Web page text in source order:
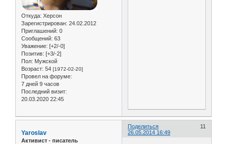
Откуда: Херсон
Зарегистрирован: 24.02.2012
Приглашений: 0
Сообщений: 63
Уважение: [+2/-0]
Позитив: [+3/-2]
Пол: Мужской
Возраст: 54 [1972-02-20]
Провел на форуме:
7 дней 9 часов
Последний визит:
20.03.2020 22:45
Поделиться
11
26.05.2014 16:49
Yaroslav
Активист - писатель